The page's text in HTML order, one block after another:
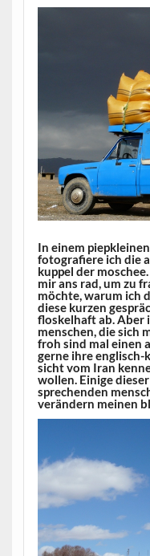
In einem
fotografiere ich die
kuppel der
mir ans rad, um zu
möchte, warum ich
diese kurzen
floskelhaft ab. Aber
menschen, die sich
froh sind mal einen
gerne ihre englisch-
sicht vom Iran
wollen. Einige
sprechenden
verändern meinen